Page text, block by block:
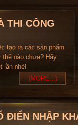
THI CÔNG
tạo ra các sản phẩm
nào chưa? Hãy
lần nhé!
(MORE...)
ĐIỂN NHẬP